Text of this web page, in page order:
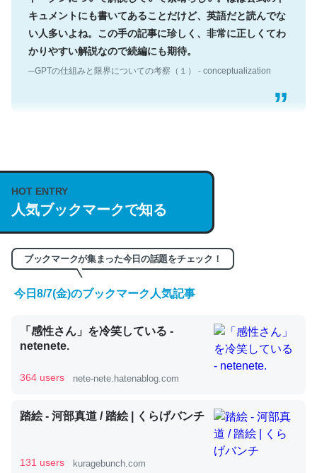
キュメントにも書いてあることだけど、英語だと読んでな
い人多いよね。この手の記事に珍しく、非常に正しくてわ
かりやすい解説なので続編にも期待。
─GPTの仕組みと限界についての考察（１） - conceptualization
説してる記事が少ないので貴重な良記事。/続編来た
https://isobe324649.hatenablog.com/entry/2023/03/27
/064121
─GPTの仕組みと限界についての考察（１） - conceptualization
くらい。小説でいう「ずっと前の伏線」は回収されないけ
ど、短期記憶というには多い分量。進化すればするほど分
かりやすく強くなりそう
HOT ENTRY
人気ブックマークで知る
ブックマークが集まった今日の話題をチェック！
今日8/7(金)のブックマーク人気記事
「感性さん」を冷笑している -
netenete.
364 users nete-nete.hatenablog.com
踏絵 - 河部真道 / 踏絵 | くらげバンチ
131 users kuragebunch.com